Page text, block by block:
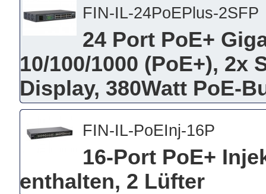
FIN-IL-24PoEPlus-2SFP
24 Port PoE+
10/100/1000 (PoE+), 2x
Display, 380Watt PoE-
FIN-IL-PoEInj-16P
16-Port PoE+
enthalten, 2 Lüfter